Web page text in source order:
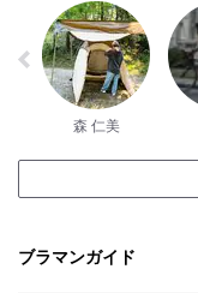
森 仁美
ブラマンガイド